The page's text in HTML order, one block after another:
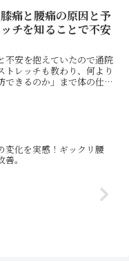
痛と腰痛の原因と予
チを知ることで不安
不安を抱えていたので通院
トレッチも教わり、何より
できるのか」まで体の仕組
変化を実感！ギックリ腰
。